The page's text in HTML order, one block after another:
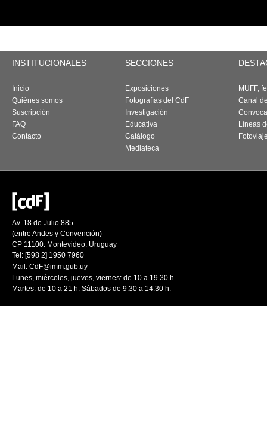
INSTITUCIONALES SECCIONES
Inicio
Quiénes somos
Suscripción
FAQ
Contacto
Exposiciones
Fotografías del CdF
Investigación
Educativa
Catálogo
Mediateca
MUFF,
Canal
Líneas
Av. 18 de Julio 885
(entre Andes y Convención)
CP 11100. Montevideo. Uruguay
Tel: [598 2] 1950 7960
Mail: CdF@imm.gub.uy
Lunes, miércoles, jueves, viernes: de 10 a 19.30 h.
Martes: de 10 a 21 h. Sábados de 9.30 a 14.30 h.